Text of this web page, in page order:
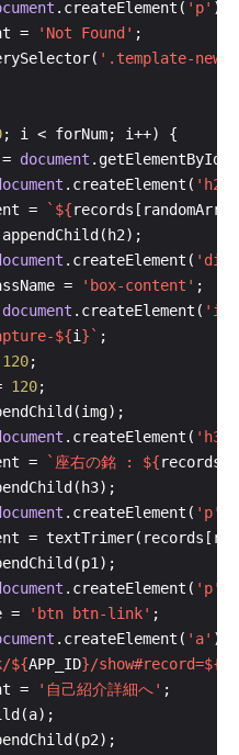
.createElement( 'p'
=
'Not Found'
'.template-
document .getElementById(
.createElement( 'h2'
=
` ${
.createElement( 'div'
=
'box-content'
document .createElement(
${i} `
120
120
.createElement( 'h3'
=
`座右の銘 : ${
.createElement( 'p'
=
.createElement( 'p'
=
'btn btn-link'
.createElement( 'a'
${APP_ID}/show#record=${
=
'自己紹介詳細へ'